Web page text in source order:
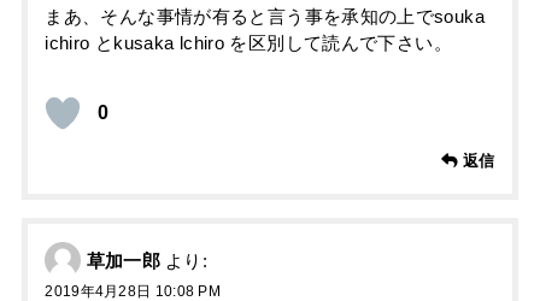
まあ、そんな事情が有ると言う事を承知の上でsouka
ichiro とkusaka lchiro を区別して読んで下さい。
0
返信
草加一郎 より:
2019年4月28日 10:08 PM